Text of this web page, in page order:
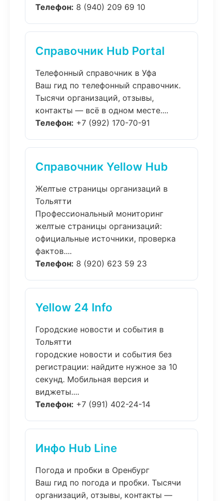
Телефон: 8 (940) 209 69 10
Справочник Hub Portal
Телефонный справочник в Уфа
Ваш гид по телефонный справочник.
Тысячи организаций, отзывы,
контакты — всё в одном месте....
Телефон: +7 (992) 170-70-91
Справочник Yellow Hub
Желтые страницы организаций в
Тольятти
Профессиональный мониторинг
желтые страницы организаций:
официальные источники, проверка
фактов....
Телефон: 8 (920) 623 59 23
Yellow 24 Info
Городские новости и события в
Тольятти
городские новости и события без
регистрации: найдите нужное за 10
секунд. Мобильная версия и
виджеты....
Телефон: +7 (991) 402-24-14
Инфо Hub Line
Погода и пробки в Оренбург
Ваш гид по погода и пробки. Тысячи
организаций, отзывы, контакты —